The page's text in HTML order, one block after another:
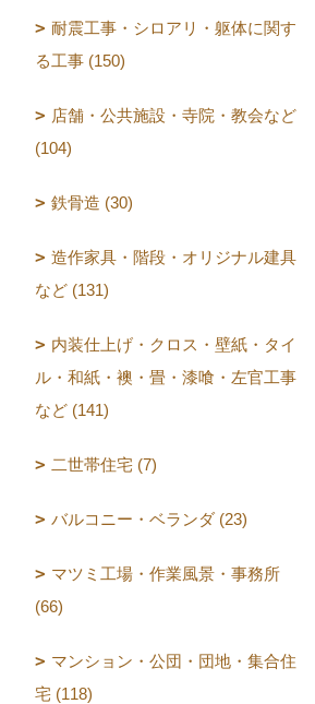
耐震工事・シロアリ・躯体に関す
る工事 (150)
店舗・公共施設・寺院・教会など
(104)
鉄骨造 (30)
造作家具・階段・オリジナル建具
など (131)
内装仕上げ・クロス・壁紙・タイ
ル・和紙・襖・畳・漆喰・左官工事
など (141)
二世帯住宅 (7)
バルコニー・ベランダ (23)
マツミ工場・作業風景・事務所
(66)
マンション・公団・団地・集合住
宅 (118)